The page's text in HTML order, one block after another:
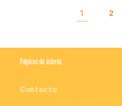
1 2
Páginas de interés
Contacto